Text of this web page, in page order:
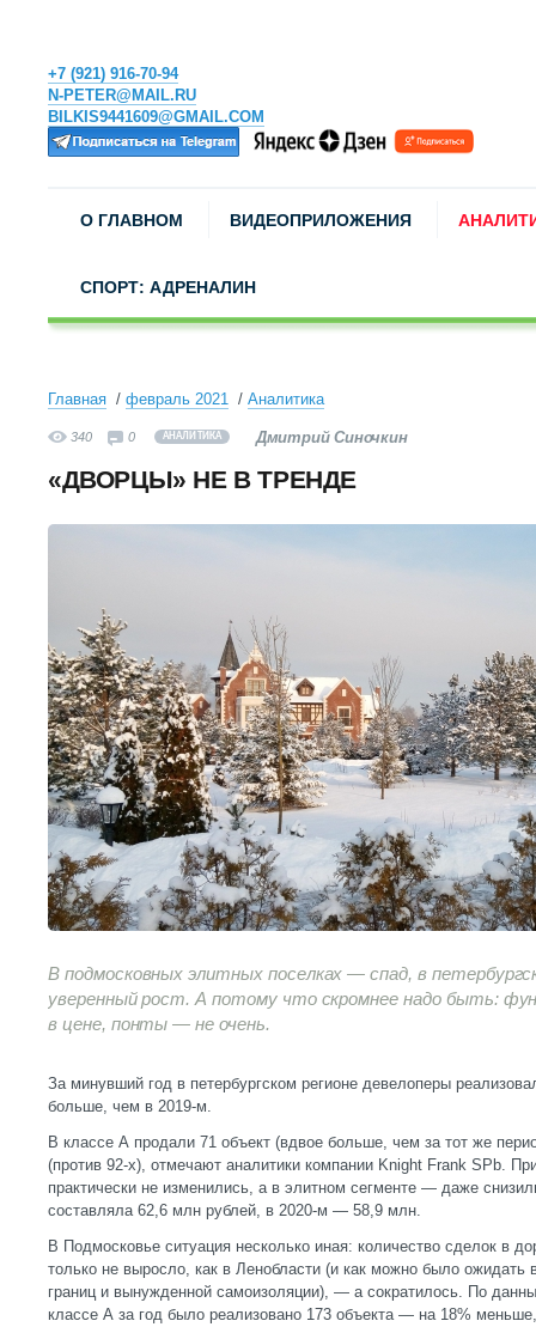
+7 (921) 916-70-94
N-PETER@MAIL.RU
BILKIS9441609@GMAIL.COM
О ГЛАВНОМ ВИДЕОПРИЛОЖЕНИЯ
СПОРТ: АДРЕНАЛИН
Главная февраль 2021 Аналитика
340 0 АНАЛИТИКА Дмитрий Синочкин
«ДВОРЦЫ» НЕ В ТРЕНДЕ
В подмосковных элитных поселках — спад, в
уверенный рост. А потому что скромнее надо быть:
в цене, понты — не очень.
За минувший год в петербургском регионе девелоперы
больше, чем в 2019-м.
В классе А продали 71 объект (вдвое больше, чем за тот же
(против 92-х), отмечают аналитики компании Knight Frank SPb.
практически не изменились, а в элитном сегменте — даже
составляла 62,6 млн рублей, в 2020-м — 58,9 млн.
В Подмосковье ситуация несколько иная: количество сделок в
только не выросло, как в Ленобласти (и как можно было ожидать
границ и вынужденной самоизоляции), — а сократилось. По
классе А за год было реализовано 173 объекта — на 18%